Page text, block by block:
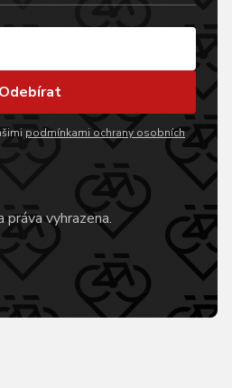
Odebírat
podmínkami ochrany osobních
vyhrazena.